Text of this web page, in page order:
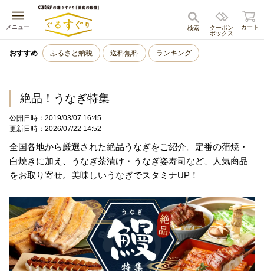
メニュー
キャンセル
クーポン
ボックス
検索 カート
おすすめ ふるさと納税 送料無料 ランキング
絶品！うなぎ特集
公開日時：2019/03/07 16:45
更新日時：2026/07/22 14:52
全国各地から厳選された絶品うなぎをご紹介。定番の蒲焼・
白焼きに加え、うなぎ茶漬け・うなぎ姿寿司など、人気商品
をお取り寄せ。美味しいうなぎでスタミナUP！